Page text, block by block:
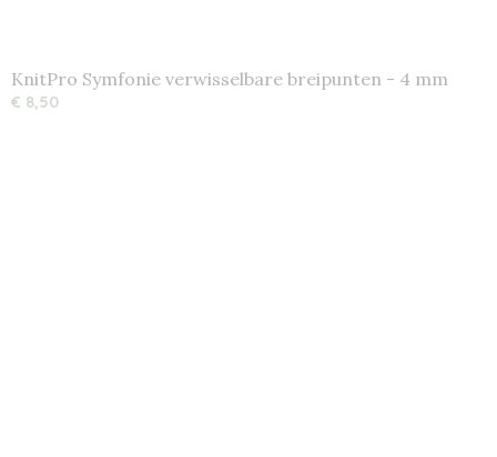
KnitPro Symfonie verwisselbare breipunten - 4 mm
€ 8,50